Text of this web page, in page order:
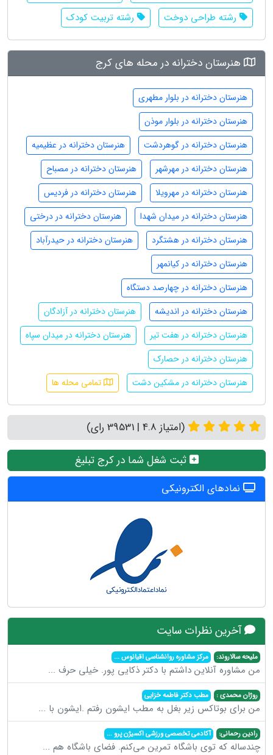
رشته طراحی دوخت
رشته تربیت کودک
هنرستان دخترانه در محله های کرج
هنرستان دخترانه در بلوار مطهری
هنرستان دخترانه در بلوار موذن
هنرستان دخترانه در گوهردشت
هنرستان دخترانه در عظیمیه
هنرستان دخترانه در مهرشهر
هنرستان دخترانه در مصباح
هنرستان دخترانه در مهرویلا
هنرستان دخترانه در فردیس
هنرستان دخترانه در میدان شهدا
هنرستان دخترانه در درختی
هنرستان دخترانه در هشتگرد
هنرستان دخترانه در حیدرآباد
هنرستان دخترانه در کیانمهر
هنرستان دخترانه در چهارصد دستگاه
هنرستان دخترانه در اندیشه
هنرستان دخترانه در آزادگان
هنرستان دخترانه در هفت تیر
هنرستان دخترانه در میدان سپاه
هنرستان دخترانه در حصارک
هنرستان دخترانه در مشکین دشت
تمامی محله ها
(امتیاز 4.8 | 39531 رای)
ثبت شغل شما در کرج تبلیغ
نمادهای الکترونیکی
آخرین نظرات سایت
ملیحه سالاروند: مرکز مشاوره روانشناسی اقیانوس...
من مشاوره آنلاین داشتم با دکتر ذکایی پور. خیلی حرف ...
روژان محمدی : مطب دکتر فاطمه خزایی
من برای بوتاکس زیر بغل به مطب ایشون رفتم .ایشون با ...
رادین رحمانی: آکادمی تخصصی ورزشی اکسیژن پرو...
چندساله که توی باشگاه تمرین می‌کنم. فضای باشگاه هم ...